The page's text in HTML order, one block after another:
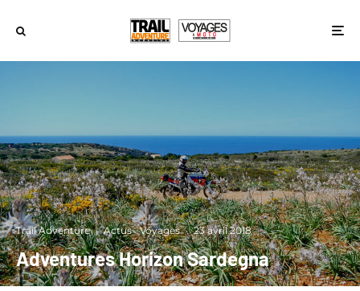
Trail Adventure · Actus Voyages · 23 avril 2018
Adventures Horizon Sardegna